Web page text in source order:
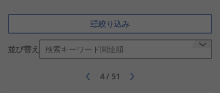
スに適しています。 この種類の電池を使用す
る主な利点の 1 つは、満充電になったら、 す
ぐに使用できる点です。
モバイルバッテリー、 充電器及
びバッテリーアクセサリ
絞り込み
並び替え 検索キーワード関連順
4/ 51